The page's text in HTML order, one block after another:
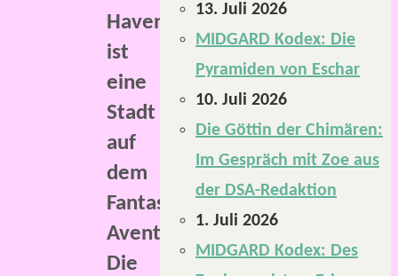
Havena
ist
eine
Stadt
auf
dem
Fantasykontinent
Aventurien.
Die
13. Juli 2026
MIDGARD Kodex: Die
Pyramiden von Eschar
10. Juli 2026
Die Göttin der Chimären:
Im Gespräch mit Zoe aus
der DSA-Redaktion
1. Juli 2026
MIDGARD Kodex: Des